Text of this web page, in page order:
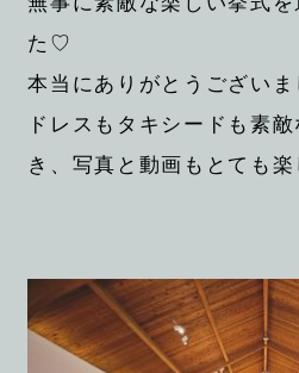
た♡
本当にありがとうございま
ドレスもタキシードも素
き、写真と動画もとても